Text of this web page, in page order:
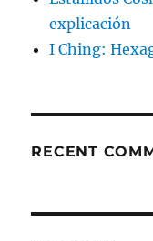
explicación
I Ching:
RECENT